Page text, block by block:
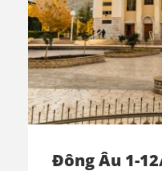
Đông Âu 1-